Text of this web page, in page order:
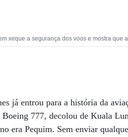
xeque a segurança dos voos e mostra que
já entrou para a história da
777, decolou de Kuala
era Pequim. Sem enviar